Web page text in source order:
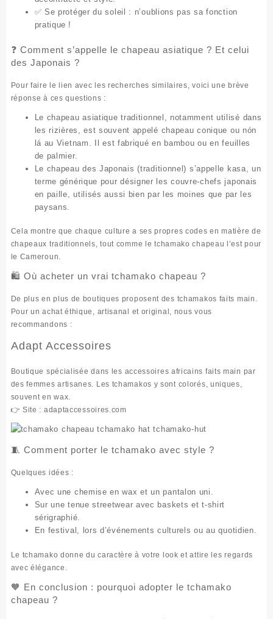
✅ Se protéger du soleil
: n’oublions pas sa fonction
pratique !
❓ Comment s’appelle le chapeau asiatique ? Et celui
des Japonais ?
Pour faire le lien avec les recherches similaires, voici une brève
réponse à ces questions :
Le chapeau asiatique traditionnel, notamment utilisé dans
les rizières, est souvent appelé chapeau conique ou nón
lá au Vietnam. Il est fabriqué en bambou ou en feuilles
de palmier.
Le chapeau des Japonais (traditionnel) s’appelle kasa , un
terme générique pour désigner les couvre-chefs japonais
en paille, utilisés aussi bien par les moines que par les
paysans.
Cela montre que chaque culture a ses propres codes en matière de
chapeaux traditionnels, tout comme letchamako chapeau l’est pour
le Cameroun.
🛍️ Où acheter un vrai tchamako chapeau ?
De plus en plus de boutiques proposent des tchamakos faits main .
Pour un achat éthique, artisanal et original, nous vous
recommandons :
Adapt Accessoires
Boutique spécialisée dans les accessoires africains faits main par
des femmes artisanes. Les tchamakos y sont colorés, uniques,
souvent en wax.
👉 Site : adaptaccessoires.com
🧵 Comment porter le tchamako avec style ?
Quelques idées :
Avec une chemise en wax et un pantalon uni.
Sur une tenue streetwear avec baskets et t-shirt
sérigraphié.
En festival, lors d’événements culturels ou au quotidien.
Le tchamako donnedu caractère à votre look et attire les regards
avec élégance.
🧡 En conclusion : pourquoi adopter le tchamako
chapeau ?